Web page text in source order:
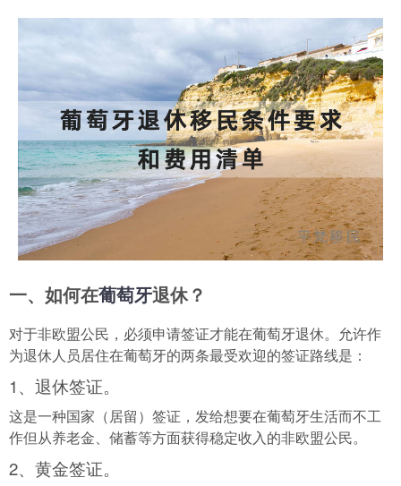
一、如何在葡萄牙退休？
对于非欧盟公民，必须申请签证才能在葡萄牙退休。允许作
为退休人员居住在葡萄牙的两条最受欢迎的签证路线是：
1、退休签证。
这是一种国家（居留）签证，发给想要在葡萄牙生活而不工
作但从养老金、储蓄等方面获得稳定收入的非欧盟公民。
2、黄金签证。